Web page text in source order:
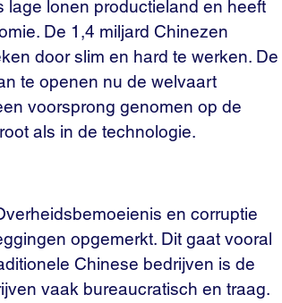
lonen productieland en heeft
De 1,4 miljard Chinezen
door slim en hard te werken. De
te openen nu de welvaart
voorsprong genomen op de
als in de technologie.
en corruptie
opgemerkt. Dit gaat vooral
Chinese bedrijven is de
vaak bureaucratisch en traag.